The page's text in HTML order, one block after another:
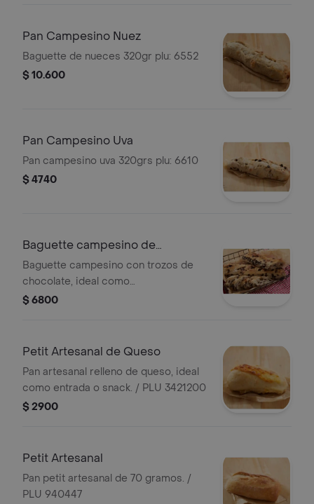
Pan Campesino Nuez
Baguette de nueces 320gr plu: 6552
$ 10.600
Pan Campesino Uva
Pan campesino uva 320grs plu: 6610
$ 4740
Baguette campesino de
chocolate
Baguette campesino con trozos de
chocolate, ideal como
acompañamiento o snack./ PLU
$ 6800
Petit Artesanal de Queso
Pan artesanal relleno de queso, ideal
como entrada o snack. / PLU 3421200
$ 2900
Petit Artesanal
Pan petit artesanal de 70 gramos. /
PLU 940447